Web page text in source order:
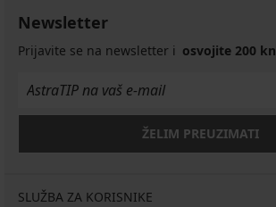
Newsletter
Prijavite se na newsletter i osvojite 200 kn
ŽELIM PREUZIMATI
SLUŽBA ZA KORISNIKE